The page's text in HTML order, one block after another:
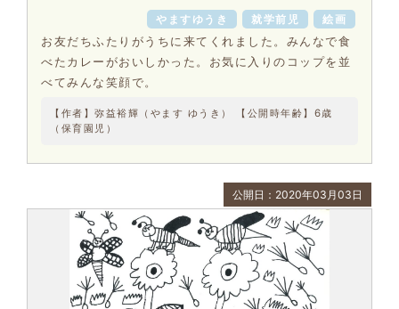
やますゆうき 就学前児
絵画
お友だちふたりがうちに来てくれました。みんなで食
べたカレーがおいしかった。お気に入りのコップを並
べてみんな笑顔で。
【作者】弥益裕輝（やます ゆうき） 【公開時年齢】6歳
（保育園児）
公開日：2020年03月03日